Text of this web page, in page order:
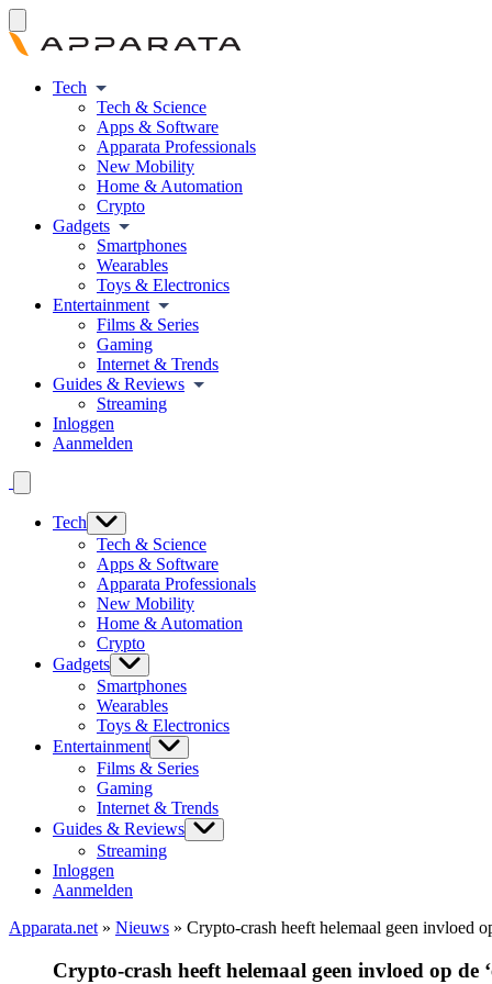
Tech
Tech & Science
Apps & Software
Apparata Professionals
New Mobility
Home & Automation
Crypto
Gadgets
Smartphones
Wearables
Toys & Electronics
Entertainment
Films & Series
Gaming
Internet & Trends
Guides & Reviews
Streaming
Inloggen
Aanmelden
Tech
Tech & Science
Apps & Software
Apparata Professionals
New Mobility
Home & Automation
Crypto
Gadgets
Smartphones
Wearables
Toys & Electronics
Entertainment
Films & Series
Gaming
Internet & Trends
Guides & Reviews
Streaming
Inloggen
Aanmelden
Apparata.net » Nieuws » Crypto-crash heeft helemaal geen invloed
Crypto-crash heeft helemaal geen invloed op de